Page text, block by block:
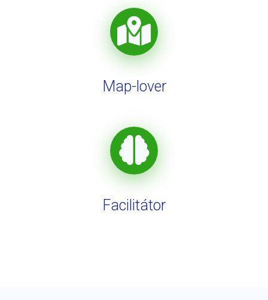
Map-lover
Facilitátor